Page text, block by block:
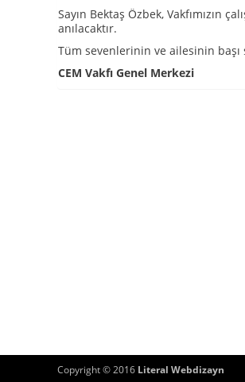
Sayın Bektaş Özbek, Vakfımızın
anılacaktır.
Tüm sevenlerinin ve ailesinin
CEM Vakfı Genel Merkezi
Copyright © 2016 Literal Webdizayn